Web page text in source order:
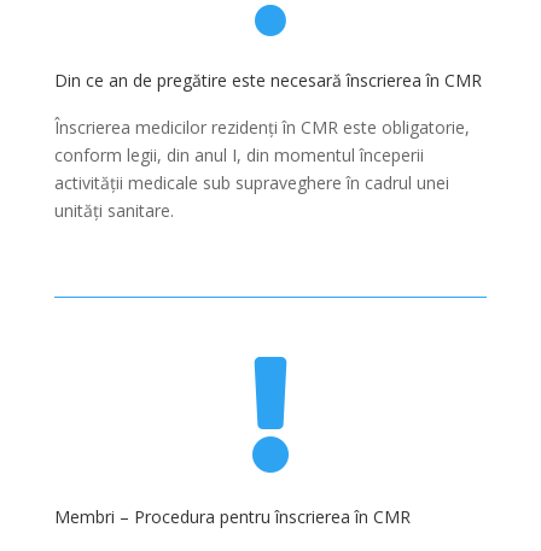
Din ce an de pregătire este necesară înscrierea în CMR
Înscrierea medicilor rezidenți în CMR este obligatorie,
conform legii, din anul I, din momentul începerii
activității medicale sub supraveghere în cadrul unei
unități sanitare.

Membri – Procedura pentru înscrierea în CMR